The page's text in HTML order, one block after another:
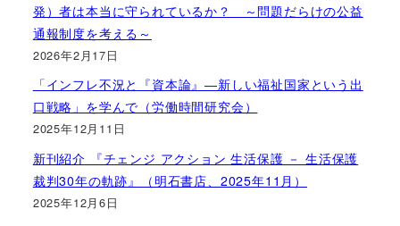
発）者は本当に守られているか？ ～問題だらけの公益
通報制度を考える～
2026年2月17日
「インフレ不況と『資本論』―新しい福祉国家という出
口戦略」を学んで（労働時間研究会）
2025年12月11日
新刊紹介 『チェンジ アクション 生活保護 － 生活保護
裁判30年の軌跡』（明石書店、2025年11月）
2025年12月6日